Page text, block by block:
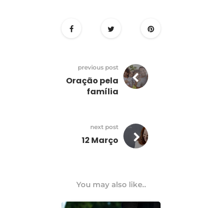
previous post
Oração pela
família
next post
12 Março
You may also like..